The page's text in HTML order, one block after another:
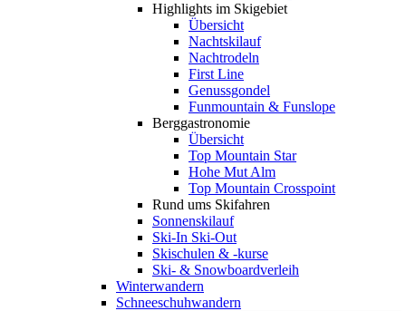
Highlights im Skigebiet
Übersicht
Nachtskilauf
Nachtrodeln
First Line
Genussgondel
Funmountain & Funslope
Berggastronomie
Übersicht
Top Mountain Star
Hohe Mut Alm
Top Mountain Crosspoint
Rund ums Skifahren
Sonnenskilauf
Ski-In Ski-Out
Skischulen & -kurse
Ski- & Snowboardverleih
Winterwandern
Schneeschuhwandern